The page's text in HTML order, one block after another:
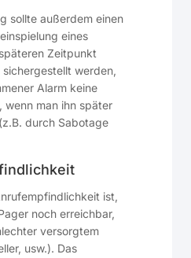
sollte außerdem einen
eines
Zeitpunkt
werden,
Alarm keine
wenn man ihn später
durch Sabotage
ist,
noch erreichbar,
versorgtem
usw.). Das